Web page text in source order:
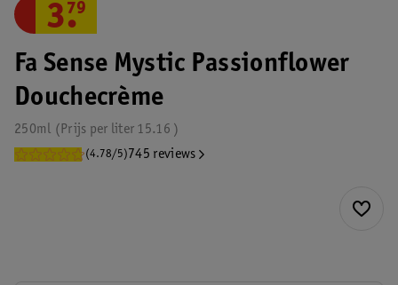
Fa Sense Mystic Passionflower
Douchecrème
250ml 15.16
Prijs per liter
(4.78/5) 745 reviews
3.
79